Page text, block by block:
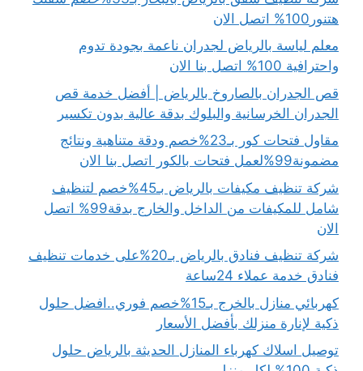
هتنور100% اتصل الان
معلم لياسة بالرياض لجدران ناعمة بجودة تدوم
واحترافية 100% اتصل بنا الان
قص الجدران بالصاروخ بالرياض | أفضل خدمة قص
الجدران الخرسانية والبلوك بدقة عالية بدون تكسير
مقاول فتحات كور بـ23%خصم ودقة متناهية ونتائج
مضمونة99%لعمل فتحات بالكور اتصل بنا الان
شركة تنظيف مكيفات بالرياض بـ45%خصم لتنظيف
شامل للمكيفات من الداخل والخارج بدقة99% اتصل
الان
شركة تنظيف فنادق بالرياض بـ20%على خدمات تنظيف
فنادق خدمة عملاء 24ساعة
كهربائي منازل بالخرج بـ15%خصم فوري..افضل حلول
ذكية لإنارة منزلك بأفضل الأسعار
توصيل اسلاك كهرباء المنازل الحديثة بالرياض حلول